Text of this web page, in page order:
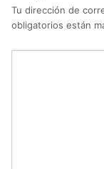
Tu dirección de
obligatorios están